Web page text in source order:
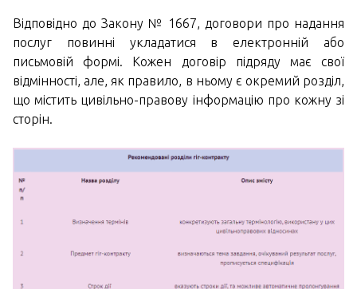
Відповідно до Закону № 1667, договори про надання
послуг повинні укладатися в електронній або
письмовій формі. Кожен договір підряду має свої
відмінності, але, як правило, в ньому є окремий розділ,
що містить цивільно-правову інформацію про кожну зі
сторін.